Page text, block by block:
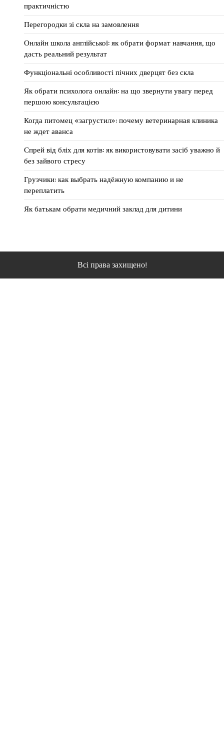
практичністю
Перегородки зі скла на замовлення
Онлайн школа англійської: як обрати формат навчання, що
дасть реальний результат
Функціональні особливості пічних дверцят без скла
Як обрати психолога онлайн: на що звернути увагу перед
першою консультацією
Когда питомец «загрустил»: почему ветеринарная клиника
не ждет аванса
Спрей від бліх для котів: як використовувати засіб уважно й
без зайвого стресу
Грузчики: как выбрать надёжную компанию и не
переплатить
Як батькам обрати медичний заклад для дитини
Всі права захищено!